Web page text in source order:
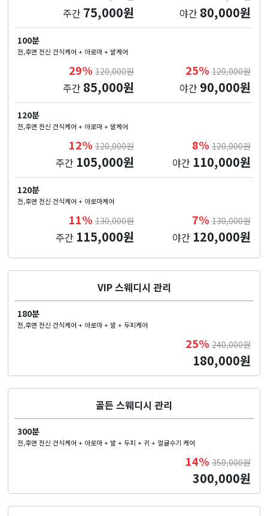
주간 75,000원 야간 80,000원
100분
전,후면 전신 건식케어 + 아로마 + 발케어
29% 120,000원
주간 85,000원
25% 120,000원
야간 90,000원
120분
전,후면 전신 건식케어 + 아로마 + 발케어
12% 120,000원
주간 105,000원
8% 120,000원
야간 110,000원
120분
전,후면 전신 건식케어 + 아로마케어
11% 130,000원
주간 115,000원
7% 130,000원
야간 120,000원
VIP 스웨디시 관리
180분
전,후면 전신 건식케어 + 아로마 + 발 + 두피케어
25% 240,000원
180,000원
골든 스웨디시 관리
300분
전,후면 전신 건식케어 + 아로마 + 발 + 두피 + 귀 + 얼굴수기 케어
14% 350,000원
300,000원